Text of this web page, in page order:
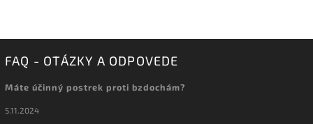
FAQ - OTÁZKY A ODPOVEDE
Máte účinný postrek proti bzdochám?
5.11.2024